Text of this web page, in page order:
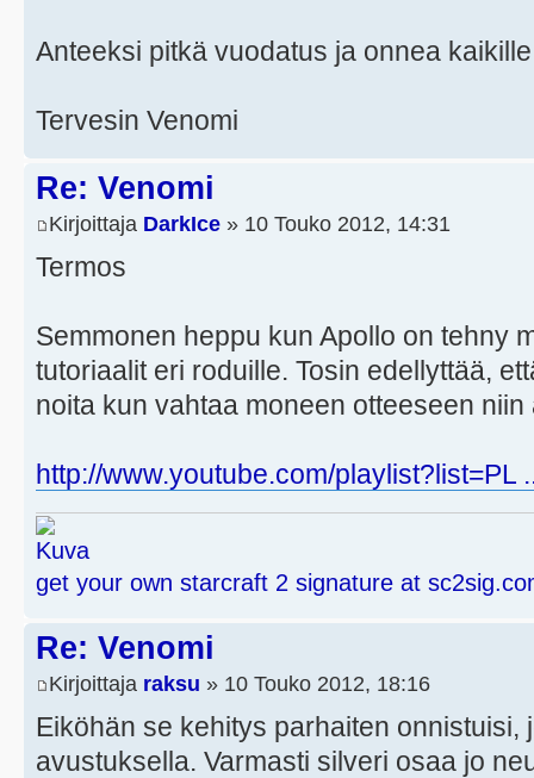
Anteeksi pitkä vuodatus ja onnea
Tervesin Venomi
Re: Venomi
Kirjoittaja DarkIce » 10 Touko 2012, 14:31
Termos
Semmonen heppu kun Apollo on tehny
tutoriaalit eri roduille. Tosin edellyttää,
noita kun vahtaa moneen otteeseen
http://www.youtube.com/playlist?list=PL
get your own starcraft 2 signature at
Re: Venomi
Kirjoittaja raksu » 10 Touko 2012, 18:16
Eiköhän se kehitys parhaiten
avustuksella. Varmasti silveri osaa jo